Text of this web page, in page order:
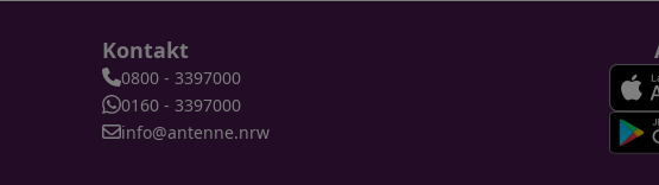
Kontakt
0800 - 3397000
0160 - 3397000
info@antenne.nrw